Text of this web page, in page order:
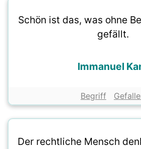
Schön ist das, was ohne
gefällt.
Immanuel
Begriff
Der rechtliche Mensch